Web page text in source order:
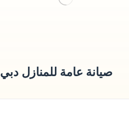
صيانة عامة للمنازل دبي